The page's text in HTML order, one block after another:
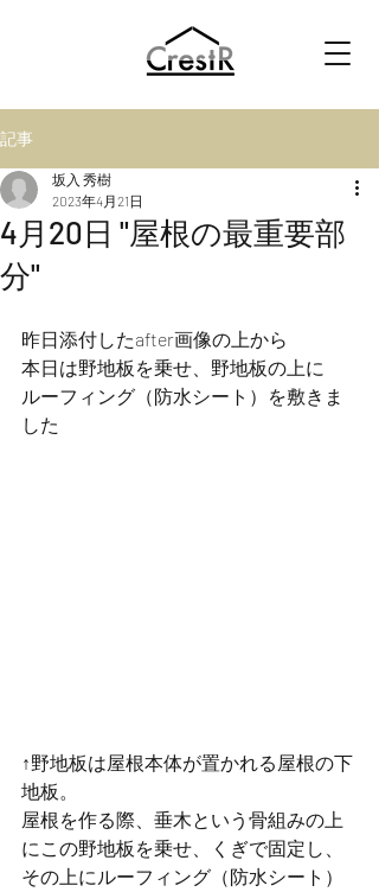
記事
4月20日 "屋根の最重要部
分"
坂入 秀樹
2023年4月21日
昨日添付したafter画像の上から
本日は野地板を乗せ、野地板の上に
ルーフィング（防水シート）を敷きま
した
↑野地板は屋根本体が置かれる屋根の下
地板。
屋根を作る際、垂木という骨組みの上
にこの野地板を乗せ、くぎで固定し、
その上にルーフィング（防水シート）